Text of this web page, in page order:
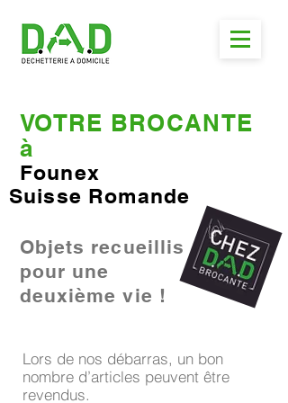
VOTRE BROCANTE
à
Founex
Suisse Romande
Objets recueillis
pour une
deuxième vie !
Lors de nos débarras, un bon
nombre d’articles peuvent être
revendus.